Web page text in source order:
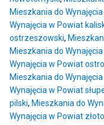
Mieszkania do
Wynajęcia w Powiat
ostrzeszowski,
Mieszkania do
Wynajęcia w Powiat
Mieszkania do
Wynajęcia w Powiat
pilski, Mieszkania do
Wynajęcia w Powiat